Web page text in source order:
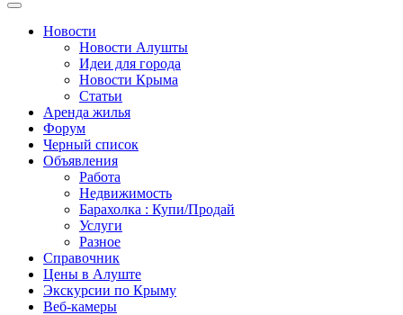
Новости
Новости Алушты
Идеи для города
Новости Крыма
Статьи
Аренда жилья
Форум
Черный список
Объявления
Работа
Недвижимость
Барахолка : Купи/Продай
Услуги
Разное
Справочник
Цены в Алуште
Экскурсии по Крыму
Веб-камеры